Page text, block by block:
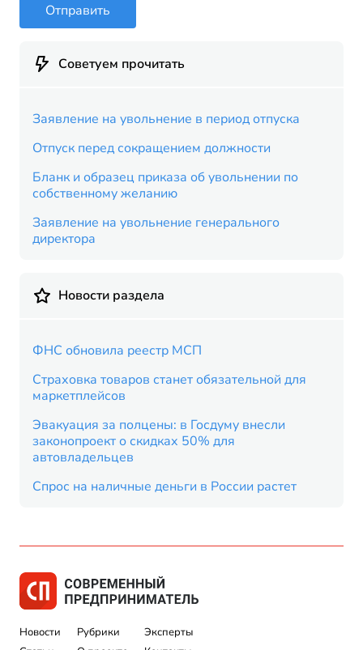
Отправить
Советуем прочитать
Заявление на увольнение в период отпуска
Отпуск перед сокращением должности
Бланк и образец приказа об увольнении по
собственному желанию
Заявление на увольнение генерального
директора
Новости раздела
ФНС обновила реестр МСП
Страховка товаров станет обязательной для
маркетплейсов
Эвакуация за полцены: в Госдуму внесли
законопроект о скидках 50% для
автовладельцев
Спрос на наличные деньги в России растет
Новости
Рубрики
Эксперты